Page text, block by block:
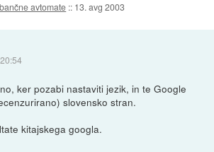
avtomate :: 13. avg 2003
ker pozabi nastaviti jezik, in te Google
slovensko stran.
kitajskega googla.